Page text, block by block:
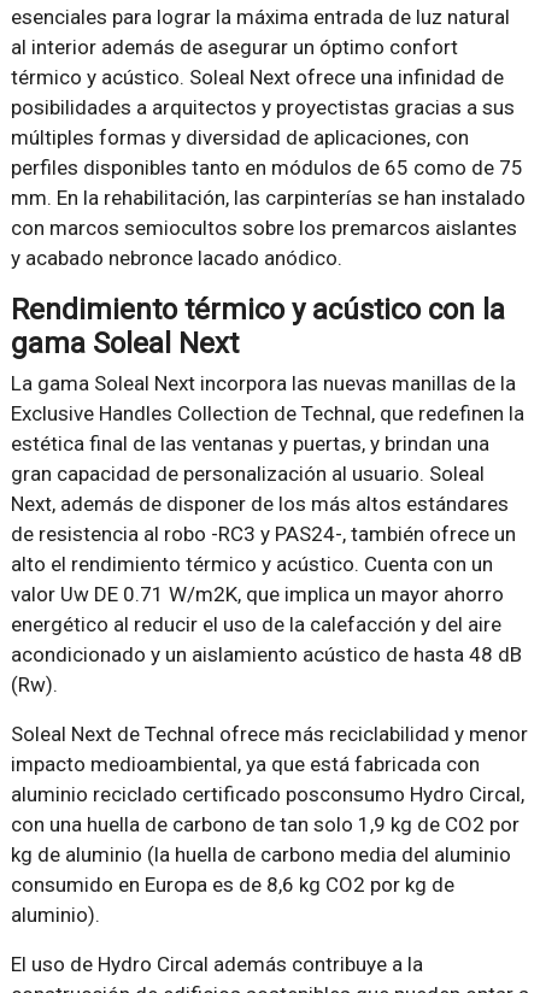
esenciales para lograr la máxima entrada de luz natural
al interior además de asegurar un óptimo confort
térmico y acústico. Soleal Next ofrece una infinidad de
posibilidades a arquitectos y proyectistas gracias a sus
múltiples formas y diversidad de aplicaciones, con
perfiles disponibles tanto en módulos de 65 como de 75
mm. En la rehabilitación, las carpinterías se han instalado
con marcos semiocultos sobre los premarcos aislantes
y acabado nebronce lacado anódico.
Rendimiento térmico y acústico con la
gama Soleal Next
La gama Soleal Next incorpora las nuevas manillas de la
Exclusive Handles Collection de Technal, que redefinen la
estética final de las ventanas y puertas, y brindan una
gran capacidad de personalización al usuario. Soleal
Next, además de disponer de los más altos estándares
de resistencia al robo -RC3 y PAS24-, también ofrece un
alto el rendimiento térmico y acústico. Cuenta con un
valor Uw DE 0.71 W/m2K, que implica un mayor ahorro
energético al reducir el uso de la calefacción y del aire
acondicionado y un aislamiento acústico de hasta 48 dB
(Rw).
Soleal Next de Technal ofrece más reciclabilidad y menor
impacto medioambiental, ya que está fabricada con
aluminio reciclado certificado posconsumo Hydro Circal,
con una huella de carbono de tan solo 1,9 kg de CO2 por
kg de aluminio (la huella de carbono media del aluminio
consumido en Europa es de 8,6 kg CO2 por kg de
aluminio).
El uso de Hydro Circal además contribuye a la